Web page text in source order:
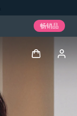
畅销品